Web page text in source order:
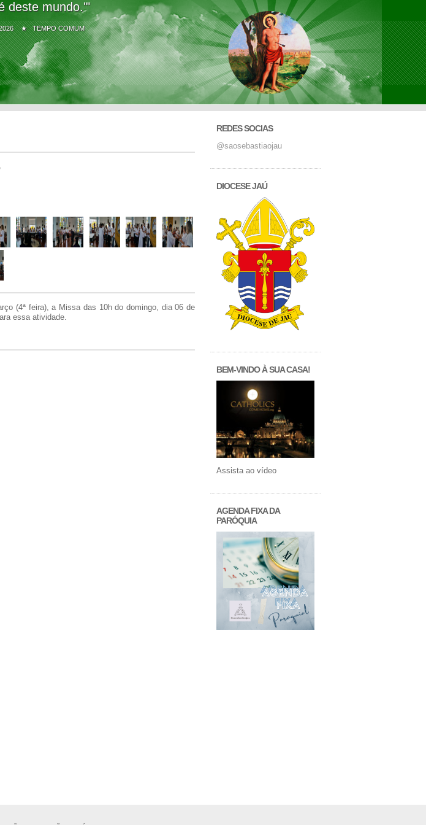
deste mundo.'"
2026 ★ TEMPO COMUM
(4ª feira), a Missa das 10h do domingo, dia 06 de
essa atividade.
REDES SOCIAS
@saosebastiaojau
DIOCESE JAÚ
BEM-VINDO À SUA CASA!
Assista ao vídeo
AGENDA FIXA DA
PARÓQUIA